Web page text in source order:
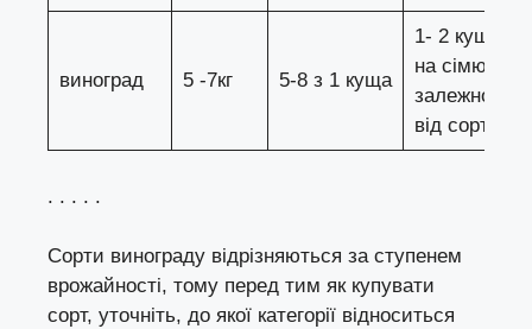
виноград 5 -7кг 5-8 з 1 куща
1- 2 куща
на сімю,
залежно
від сорту
. . . . .
Сорти винограду відрізняються за ступенем
врожайності, тому перед тим як купувати
сорт, уточніть, до якої категорії відноситься